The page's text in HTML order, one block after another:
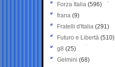
Forza Italia (596)
frana (9)
Fratelli d'Italia (291)
Futuro e Libertà (510)
g8 (25)
Gelmini (68)